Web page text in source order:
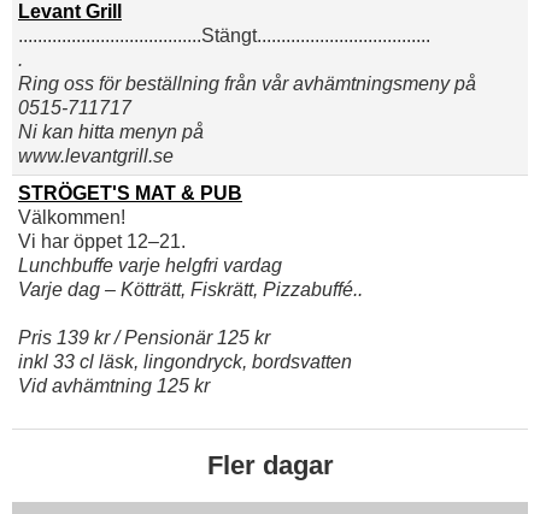
Levant Grill
......................................Stängt....................................
.
Ring oss för beställning från vår avhämtningsmeny på
0515-711717
Ni kan hitta menyn på
www.levantgrill.se
STRÖGET'S MAT & PUB
Välkommen!
Vi har öppet 12–21.
Lunchbuffe varje helgfri vardag
Varje dag – Kötträtt, Fiskrätt, Pizzabuffé..
Pris 139 kr / Pensionär 125 kr
inkl 33 cl läsk, lingondryck, bordsvatten
Vid avhämtning 125 kr
Fler dagar